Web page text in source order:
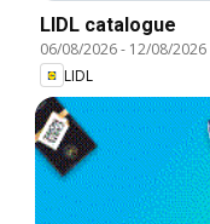
LIDL catalogue
06/08/2026- 12/08/2026
LIDL